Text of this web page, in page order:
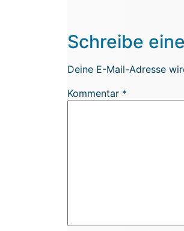
Schreibe
Deine E-Mail-Adresse
Kommentar *